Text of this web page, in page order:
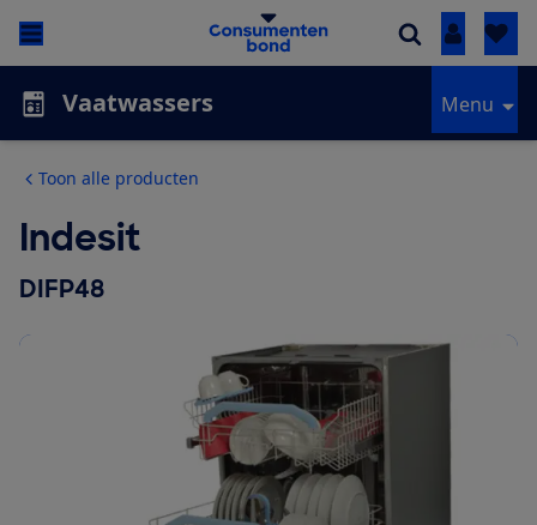
Inloggen
Vaatwassers Menu
Toon alle producten
Indesit
DIFP48